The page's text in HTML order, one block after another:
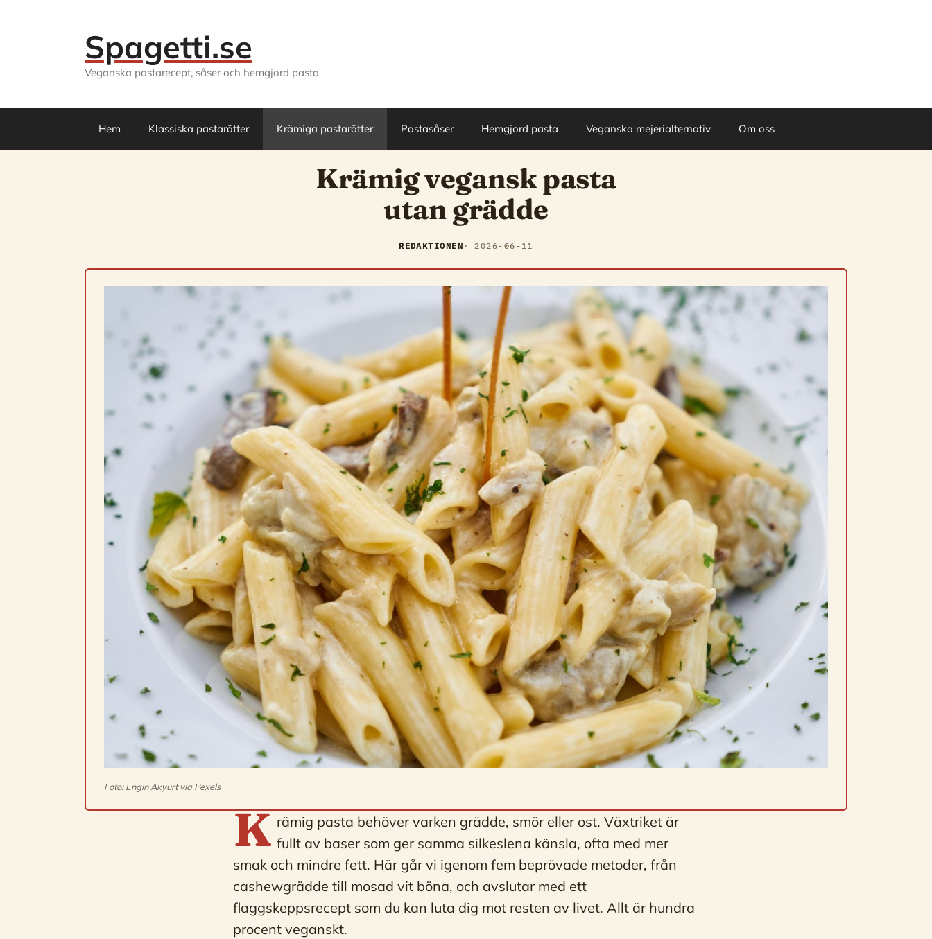
Spagetti.se
Veganska pastarecept, såser och hemgjord pasta
Hem Klassiska pastarätter Krämiga pastarätter Pastasåser Hemgjord pasta Veganska mejerialternativ Om oss
Krämig vegansk pasta
utan grädde
REDAKTIONEN 2026-06-11
Foto: Engin Akyurt via Pexels
K rämig pasta behöver varken grädde, smör eller ost. Växtriket är
fullt av baser som ger samma silkeslena känsla, ofta med mer
smak och mindre fett. Här går vi igenom fem beprövade metoder, från
cashewgrädde till mosad vit böna, och avslutar med ett
flaggskeppsrecept som du kan luta dig mot resten av livet. Allt är hundra
procent veganskt.